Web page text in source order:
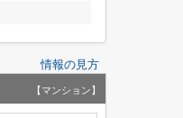
情報の見方
【マンション】